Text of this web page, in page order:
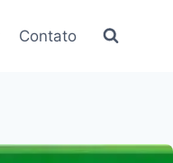
Contato